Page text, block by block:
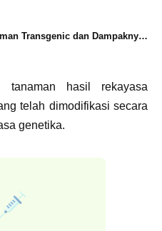
Transgenic dan Dampaknya bagi Kesehatan Manusia
tanaman hasil rekayasa
telah dimodifikasi secara
genetika.